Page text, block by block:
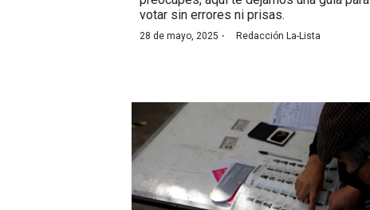
votar sin errores ni prisas.
28 de mayo, 2025 · Redacción La-Lista